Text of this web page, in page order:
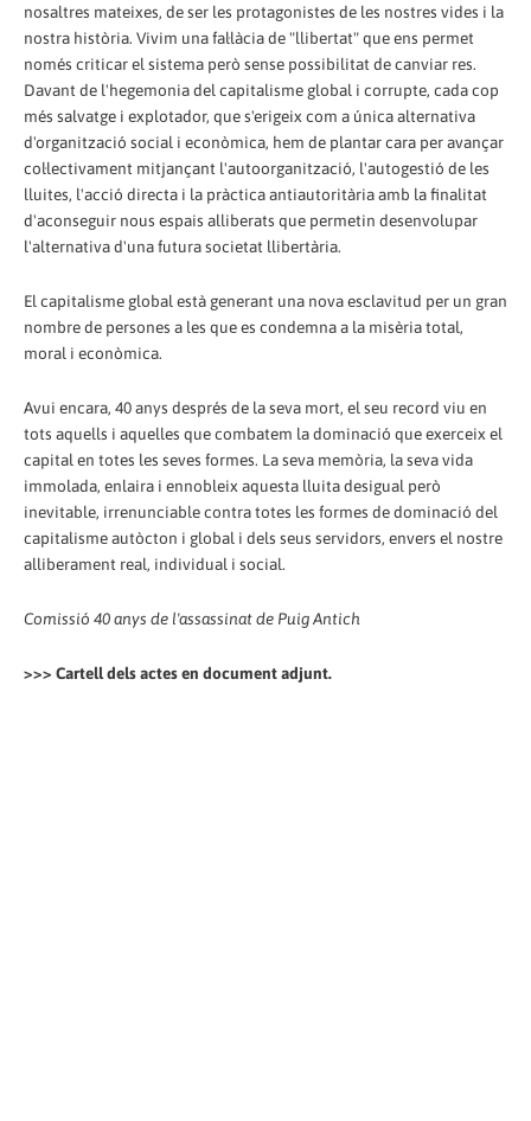
nosaltres mateixes, de ser les protagonistes de les nostres vides i la
nostra història. Vivim una fal·làcia de "llibertat" que ens permet
només criticar el sistema però sense possibilitat de canviar res.
Davant de l'hegemonia del capitalisme global i corrupte, cada cop
més salvatge i explotador, que s'erigeix com a única alternativa
d'organització social i econòmica, hem de plantar cara per avançar
col·lectivament mitjançant l'autoorganització, l'autogestió de les
lluites, l'acció directa i la pràctica antiautoritària amb la finalitat
d'aconseguir nous espais alliberats que permetin desenvolupar
l'alternativa d'una futura societat llibertària.
El capitalisme global està generant una nova esclavitud per un gran
nombre de persones a les que es condemna a la misèria total,
moral i econòmica.
Avui encara, 40 anys després de la seva mort, el seu record viu en
tots aquells i aquelles que combatem la dominació que exerceix el
capital en totes les seves formes. La seva memòria, la seva vida
immolada, enlaira i ennobleix aquesta lluita desigual però
inevitable, irrenunciable contra totes les formes de dominació del
capitalisme autòcton i global i dels seus servidors, envers el nostre
alliberament real, individual i social.
Comissió 40 anys de l'assassinat de Puig Antich
>>> Cartell dels actes en document adjunt.